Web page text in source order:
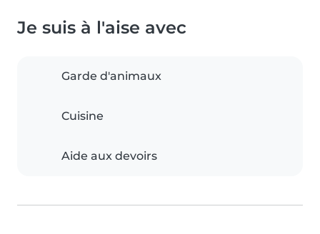
Je suis à l'aise avec
Garde d'animaux
Cuisine
Aide aux devoirs